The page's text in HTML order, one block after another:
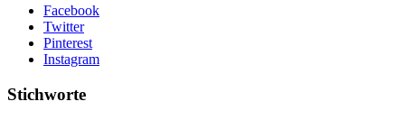
Facebook
Twitter
Pinterest
Instagram
Stichworte